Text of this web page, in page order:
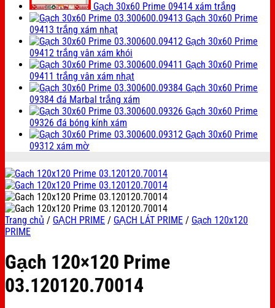
Gạch 30x60 Prime 09414 xám trắng
Gạch 30x60 Prime
09413 trắng xám nhạt
Gạch 30x60 Prime
09412 trắng vân xám khói
Gạch 30x60 Prime
09411 trắng vân xám nhạt
Gạch 30x60 Prime
09384 đá Marbal trắng xám
Gạch 30x60 Prime
09326 đá bóng kính xám
Gạch 30x60 Prime
09312 xám mờ
Trang chủ / GẠCH PRIME / GẠCH LÁT PRIME / Gạch 120x120
PRIME
Gạch 120×120 Prime
03.120120.70014